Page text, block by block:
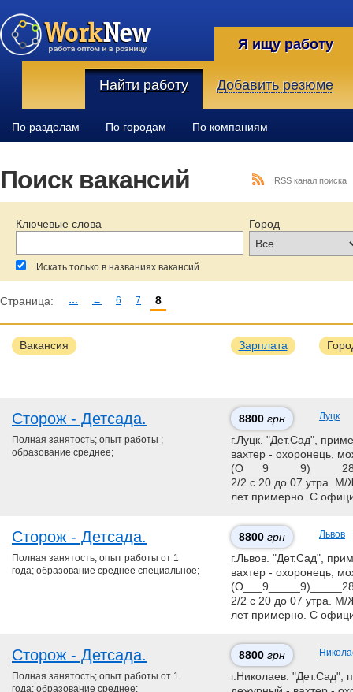
Я ищу работу
Найти работу Добавить резюме
По разделам По городам По компаниям
Поиск вакансий
Ключевые слова Город
Искать только в названиях вакансий
За последние: Зарплата:
RSS канал поиска
Страница: … ← 6 7 8
Вакансия Зарплата
Сторож - Детсада. 8800 грн Луцк
Полная занятость; опыт работы ;
образование среднее;
г.Луцк. "Дет.Сад",
вахтер - охоронець,
2/2 с 20 до 07 утра. М/
лет примерно. С
Сторож - Детсада. 8800 грн Львов
Полная занятость; опыт работы от 1
года; образование среднее специальное;
г.Львов. "Дет.Сад",
вахтер - охоронець,
2/2 с 20 до 07 утра. М/
лет примерно. С
Сторож - Детсада. 8800 грн
Полная занятость; опыт работы от 1
года; образование среднее;
г.Николаев. "Дет.Сад",